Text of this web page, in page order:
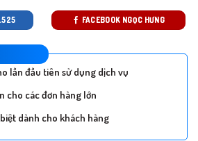
FACEBOOK NGỌC HƯNG
lần đầu tiên sử dụng dịch vụ
cho các đơn hàng lớn
dành cho khách hàng